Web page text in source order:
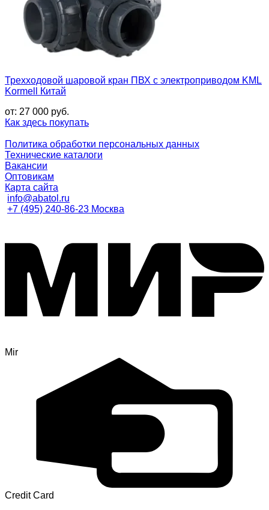
Трехходовой шаровой кран ПВХ с электроприводом KML
Kormell Китай
от: 27 000 руб.
Как здесь покупать
Политика обработки персональных данных
Технические каталоги
Вакансии
Оптовикам
Карта сайта
info@abatol.ru
+7 (495) 240-86-23 Москва
Mir
Credit Card